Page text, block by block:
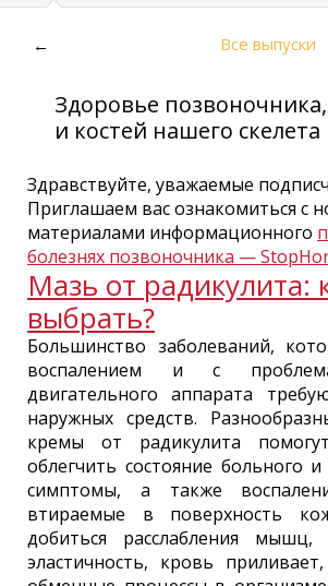
← Все выпуски
Здоровье позвоночника,
и костей нашего скелета
Здравствуйте, уважаемые
Приглашаем вас ознакомиться с
материалами информационного
болезнях позвоночника —
Мазь от радикулита:
выбрать?
Большинство заболеваний,
воспалением и с
двигательного аппарата
наружных средств.
кремы от радикулита
облегчить состояние больного
симптомы, а также
втираемые в поверхность
добиться расслабления
эластичность, кровь